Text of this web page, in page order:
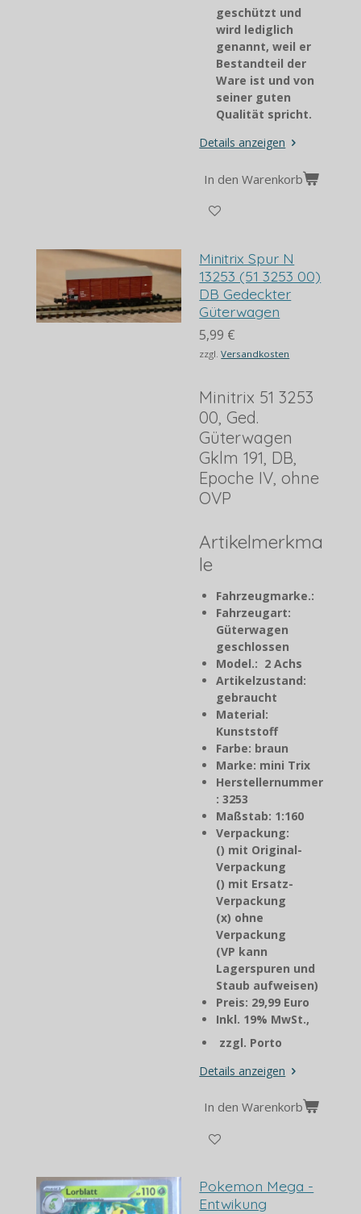
geschützt und
wird lediglich
genannt, weil er
Bestandteil der
Ware ist und von
seiner guten
Qualität spricht.
Details anzeigen
In den Warenkorb
Minitrix Spur N
13253 (51 3253 00)
DB Gedeckter
Güterwagen
5,99 €
zzgl.Versandkosten
Minitrix 51 3253
00, Ged.
Güterwagen
Gklm 191, DB,
Epoche IV, ohne
OVP
Artikelmerkma
le
Fahrzeugmarke.:
Fahrzeugart:
Güterwagen
geschlossen
Model.: 2 Achs
Artikelzustand:
gebraucht
Material:
Kunststoff
Farbe: braun
Marke: mini Trix
Herstellernummer
: 3253
Maßstab: 1:160
Verpackung:
() mit Original-
Verpackung
() mit Ersatz-
Verpackung
(x) ohne
Verpackung
(VP kann
Lagerspuren und
Staub aufweisen)
Preis: 29,99 Euro
Inkl. 19% MwSt.,
zzgl. Porto
Details anzeigen
In den Warenkorb
Pokemon Mega -
Entwikung